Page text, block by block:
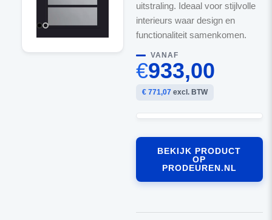
uitstraling. Ideaal voor stijlvolle
interieurs waar design en
functionaliteit samenkomen.
VANAF
€933,00
€ 771,07excl. BTW
BEKIJK PRODUCT
OP
PRODEUREN.NL